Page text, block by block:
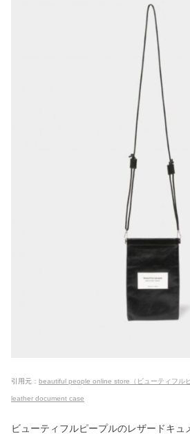
引用元 ： beautiful people online store（ビューティフル
leather document case
ビューティフルピープルのレザードキュ